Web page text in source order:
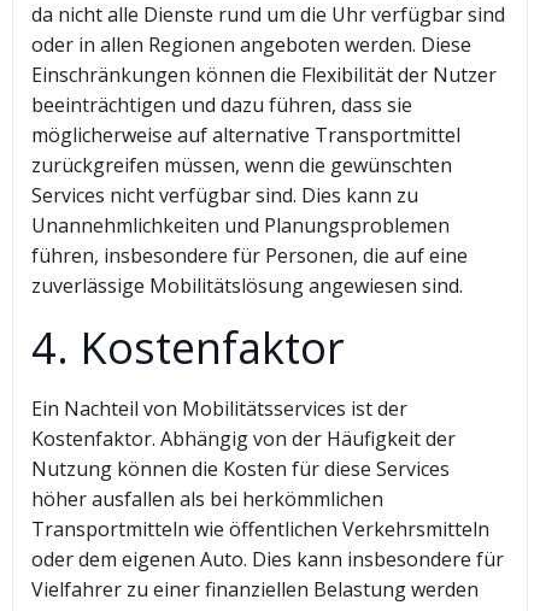
da nicht alle Dienste rund um die Uhr verfügbar sind
oder in allen Regionen angeboten werden. Diese
Einschränkungen können die Flexibilität der Nutzer
beeinträchtigen und dazu führen, dass sie
möglicherweise auf alternative Transportmittel
zurückgreifen müssen, wenn die gewünschten
Services nicht verfügbar sind. Dies kann zu
Unannehmlichkeiten und Planungsproblemen
führen, insbesondere für Personen, die auf eine
zuverlässige Mobilitätslösung angewiesen sind.
4. Kostenfaktor
Ein Nachteil von Mobilitätsservices ist der
Kostenfaktor. Abhängig von der Häufigkeit der
Nutzung können die Kosten für diese Services
höher ausfallen als bei herkömmlichen
Transportmitteln wie öffentlichen Verkehrsmitteln
oder dem eigenen Auto. Dies kann insbesondere für
Vielfahrer zu einer finanziellen Belastung werden